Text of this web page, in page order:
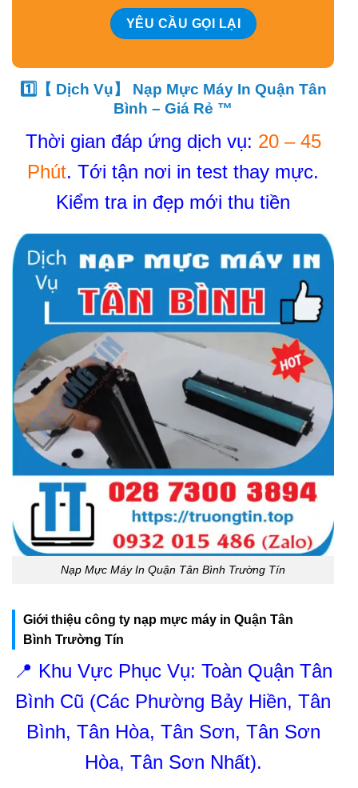
1️⃣【 Dịch Vụ】 Nạp Mực Máy In Quận Tân
Bình – Giá Rẻ ™
Thời gian đáp ứng dịch vụ: 20 – 45
Phút. Tới tận nơi in test thay mực.
Kiểm tra in đẹp mới thu tiền
Nạp Mực Máy In Quận Tân Bình Trường Tín
Giới thiệu công ty nạp mực máy in Quận Tân
Bình Trường Tín
📍 Khu Vực Phục Vụ: Toàn Quận Tân
Bình Cũ (Các Phường Bảy Hiền, Tân
Bình, Tân Hòa, Tân Sơn, Tân Sơn
Hòa, Tân Sơn Nhất).